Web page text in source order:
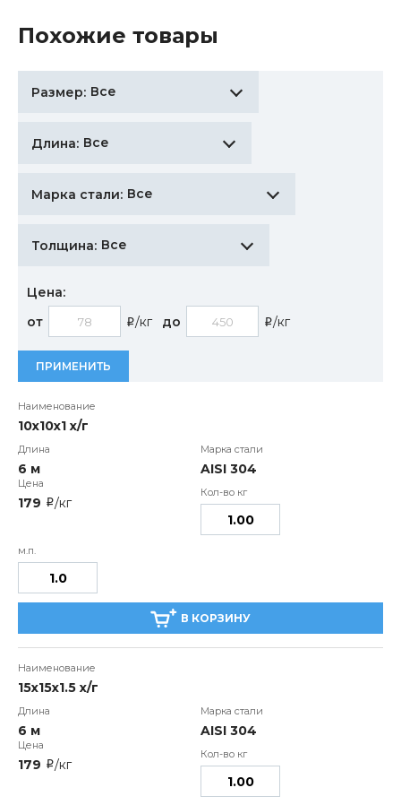
Похожие товары
Размер: Все
Длина: Все
Марка стали: Все
Толщина: Все
Цена:
от
i/кг до i/кг
ПРИМЕНИТЬ
10x10x1 х/г
6 м AISI 304
179 i/кг
В КОРЗИНУ
15x15x1.5 х/г
6 м AISI 304
179 i/кг